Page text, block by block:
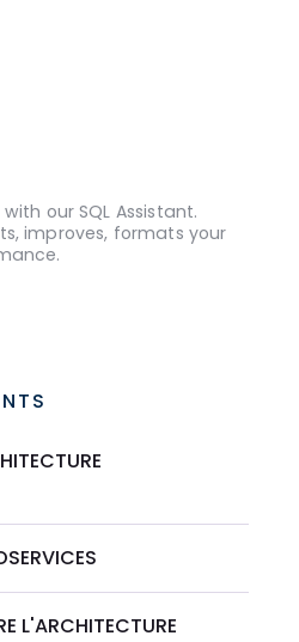
our SQL Assistant.
improves, formats your
L'ARCHITECTURE